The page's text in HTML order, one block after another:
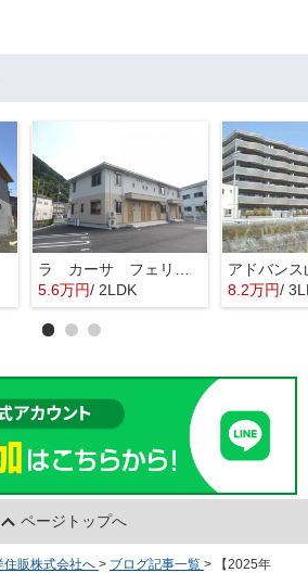
5.6万円/ 2LDK
アドバンス
8.2万円/
ページトップへ
住販株式会社へ > ブログ記事一覧 >
【2025年